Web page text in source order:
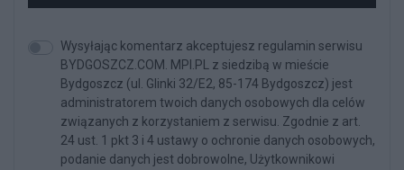
Wysyłając komentarz akceptujesz regulamin serwisu
BYDGOSZCZ.COM. MPI.PL z siedzibą w mieście
Bydgoszcz (ul. Glinki 32/E2, 85-174 Bydgoszcz) jest
administratorem twoich danych osobowych dla celów
związanych z korzystaniem z serwisu. Zgodnie z art.
24 ust. 1 pkt 3 i 4 ustawy o ochronie danych osobowych,
podanie danych jest dobrowolne, Użytkownikowi